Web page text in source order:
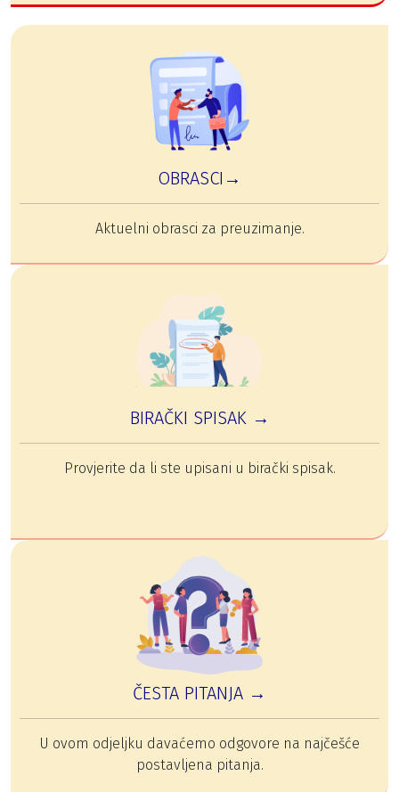
OBRASCI→
Aktuelni obrasci za preuzimanje.
BIRAČKI SPISAK →
Provjerite da li ste upisani u birački spisak.
ČESTA PITANJA →
U ovom odjeljku davaćemo odgovore na najčešće
postavljena pitanja.